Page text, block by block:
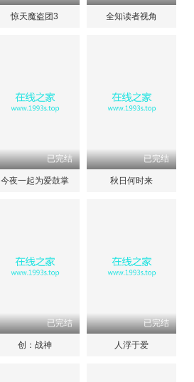
惊天魔盗团3 全知读者视角
已完结
今夜一起为爱鼓掌
已完结
秋日何时来
已完结
创：战神
已完结
人浮于爱